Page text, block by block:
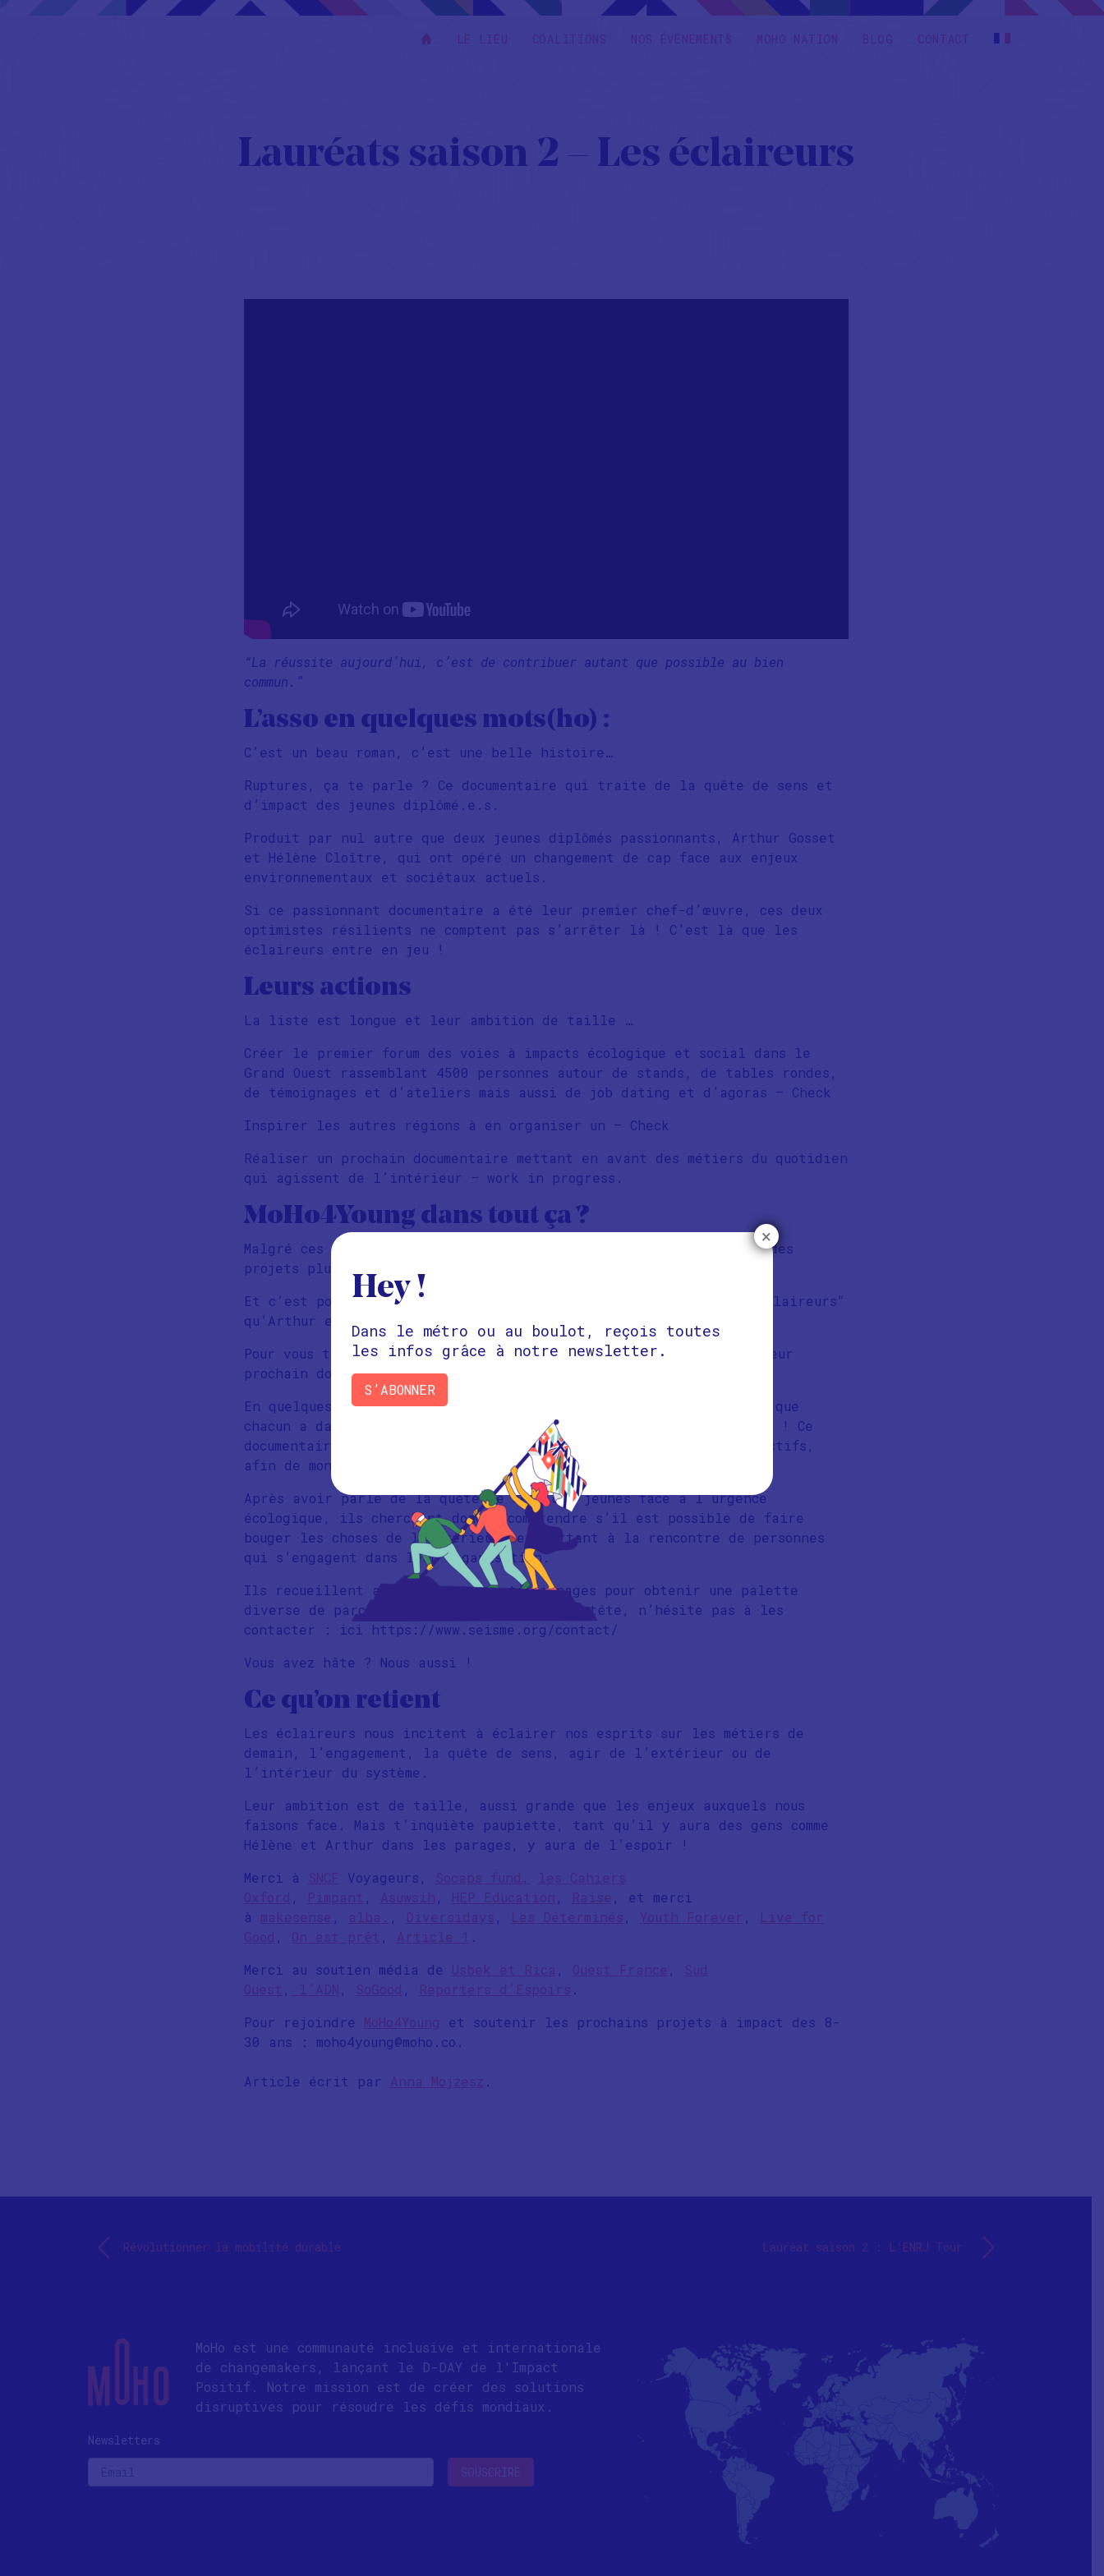
LE LIEU COALITIONS NOS ÉVÉNEMENTS MOHO NATION BLOG CONTACT
Lauréats saison 2 – Les éclaireurs
“La réussite aujourd’hui, c’est de contribuer autant que possible au bien
commun.”
L’asso en quelques mots(ho) :
C’est un beau roman, c’est une belle histoire…
Ruptures, ça te parle ? Ce documentaire qui traite de la quête de sens et
d’impact des jeunes diplômé.e.s.
Produit par nul autre que deux jeunes diplômés passionnants, Arthur Gosset
et Hélène Cloître, qui ont opéré un changement de cap face aux enjeux
environnementaux et sociétaux actuels.
Si ce passionnant documentaire a été leur premier chef-d’œuvre, ces deux
optimistes résilients ne comptent pas s’arrêter là ! C’est là que les
éclaireurs entre en jeu !
Leurs actions
La liste est longue et leur ambition de taille …
Créer le premier forum des voies à impacts écologique et social dans le
Grand Ouest rassemblant 4500 personnes autour de stands, de tables rondes,
de témoignages et d’ateliers mais aussi de job dating et d’agoras – Check
Inspirer les autres régions à en organiser un – Check
Réaliser un prochain documentaire mettant en avant des métiers du quotidien
qui agissent de l’intérieur – work in progress.
MoHo4Young dans tout ça ?
Malgré ces nombreux succès, rien ne vaut le collectif pour monter des
projets plus puissants et plus impactants.
Et c’est pour le développement de leur second documentaire “Les éclaireurs”
qu’Arthur et Hélène se sont tournés vers MoHo4Young.
Pour vous teaser un peu le projet, partons dans les coulisses de leur
prochain documentaire :
En quelques mots, l’idée est d’explorer les leviers et les freins que
chacun a dans son métier pour s’engager et faire bouger les lignes ! Ce
documentaire mettra en avant les engagements individuels et collectifs,
afin de montrer que chaque métier peut être un métier de demain.
Après avoir parlé de la quête de sens des jeunes face à l’urgence
écologique, ils cherchent donc à comprendre s’il est possible de faire
bouger les choses de l’intérieur, en partant à la rencontre de personnes
qui s’engagent dans leur organisation.
Ils recueillent actuellement des témoignages pour obtenir une palette
diverse de parcours. Si tu as un profil en tête, n’hésite pas à les
contacter : ici https://www.seisme.org/contact/
Vous avez hâte ? Nous aussi !
Ce qu’on retient
Les éclaireurs nous incitent à éclairer nos esprits sur les métiers de
demain, l’engagement, la quête de sens, agir de l’extérieur ou de
l’intérieur du système.
Leur ambition est de taille, aussi grande que les enjeux auxquels nous
faisons face. Mais t’inquiète paupiette, tant qu’il y aura des gens comme
Hélène et Arthur dans les parages, y aura de l’espoir !
Merci à
SNCF Voyageurs, Socaps fund,
les Cahiers
Oxford , Pimpant , Asuwsih , HEP Education , Raise , et merci
à makesense , alba. , Diversidays , Les Déterminés , Youth Forever ,
Live for
Good , On est prêt , Article 1 .
Merci au soutien média de Usbek et Rica , Ouest France ,
Sud
Ouest , l’ADN , SoGood , Reporters d’Espoirs .
Pour rejoindre MoHo4Young et soutenir les prochains projets à impact des 8-
30 ans : moho4young@moho.co.
Article écrit par Anna Mojzesz .
Révolutionner la mobilité durable Lauréat saison 2 : L’ENRJ Tour
MoHo est une communauté inclusive et internationale
de changemakers, lançant le D-DAY de l'Impact
Positif. Notre mission est de créer des solutions
disruptives pour résoudre les défis mondiaux.
Newsletters
Hey !
Dans le métro ou au boulot, reçois toutes
les infos grâce à notre newsletter.
S’ABONNER
×